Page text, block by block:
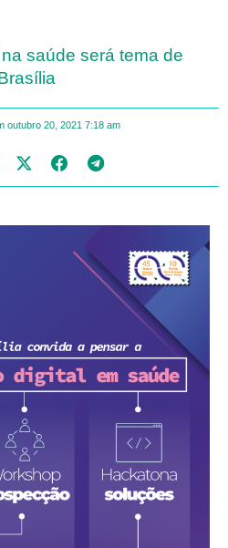
saúde será tema de
outubro 20, 2021 7:18 am